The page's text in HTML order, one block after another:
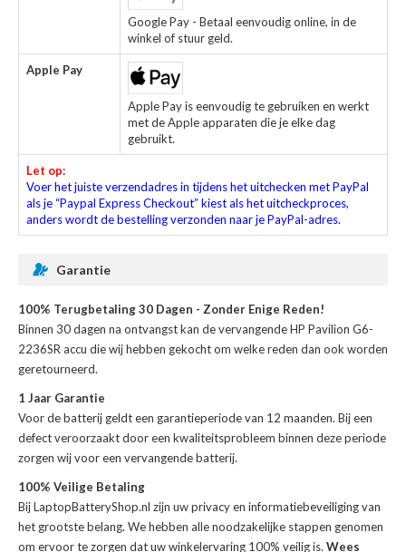
Google Pay - Betaal eenvoudig online, in de
winkel of stuur geld.
Apple Pay
Apple Pay is eenvoudig te gebruiken en werkt
met de Apple apparaten die je elke dag
gebruikt.
Let op:
Voer het juiste verzendadres in tijdens het uitchecken met PayPal
als je “Paypal Express Checkout” kiest als het uitcheckproces,
anders wordt de bestelling verzonden naar je PayPal-adres.
Garantie
100% Terugbetaling 30 Dagen - Zonder Enige Reden!
Binnen 30 dagen na ontvangst kan devervangende HP Pavilion G6-
2236SR accu die wij hebben gekocht om welke reden dan ook worden
geretourneerd.
1 Jaar Garantie
Voor debatterij geldt een garantieperiode van 12 maanden. Bij een
defect veroorzaakt door een kwaliteitsprobleem binnen deze periode
zorgen wij voor een vervangende batterij.
100% Veilige Betaling
Bij LaptopBatteryShop.nl zijn uw privacy en informatiebeveiliging van
het grootste belang. We hebben alle noodzakelijke stappen genomen
om ervoor te zorgen dat uw winkelervaring 100% veilig is. Wees